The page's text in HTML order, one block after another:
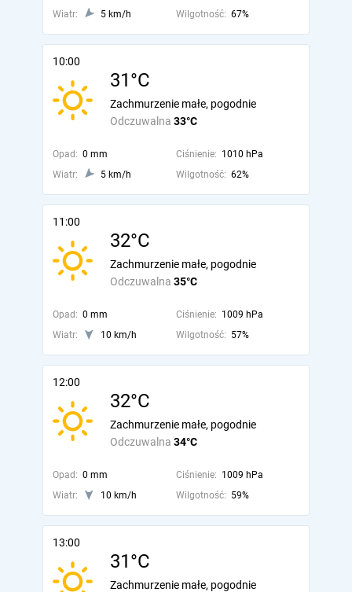
Wiatr:
5 km/h Wilgotność: 67%
10:00
31°C
Odczuwalna 33°C
Zachmurzenie małe, pogodnie
Opad: 0 mm Ciśnienie: 1010 hPa
Wiatr:
5 km/h Wilgotność: 62%
11:00
32°C
Odczuwalna 35°C
Zachmurzenie małe, pogodnie
Opad: 0 mm Ciśnienie: 1009 hPa
Wiatr:
10 km/h Wilgotność: 57%
12:00
32°C
Odczuwalna 34°C
Zachmurzenie małe, pogodnie
Opad: 0 mm Ciśnienie: 1009 hPa
Wiatr:
10 km/h Wilgotność: 59%
13:00
31°C
Zachmurzenie małe, pogodnie